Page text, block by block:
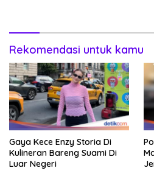
Rekomendasi untuk kamu
Gaya Kece Enzy Storia Di
Kulineran Bareng Suami Di
Luar Negeri